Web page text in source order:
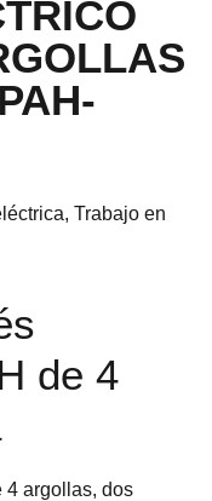
, Trabajo en
de 4
4 argollas, dos